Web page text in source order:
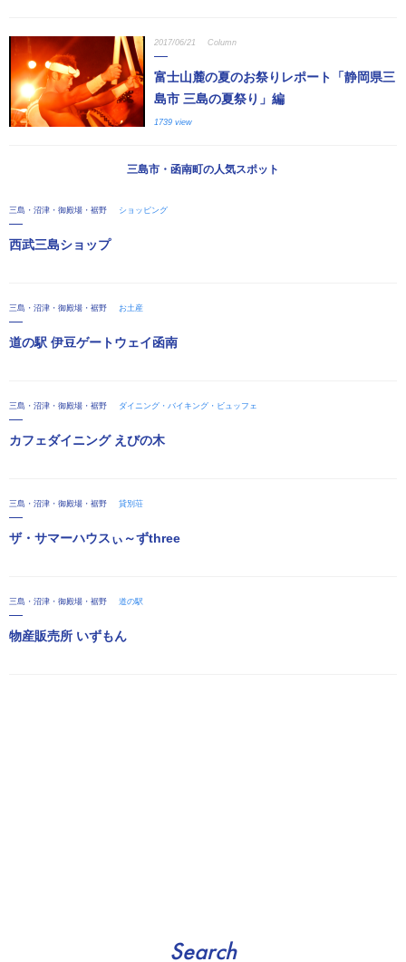
2017/06/21 Column
富士山麓の夏のお祭りレポート「静岡県三
島市 三島の夏祭り」編
1739 view
三島市・函南町の人気スポット
三島・沼津・御殿場・裾野 ショッピング
西武三島ショップ
三島・沼津・御殿場・裾野 お土産
道の駅 伊豆ゲートウェイ函南
三島・沼津・御殿場・裾野 ダイニング・バイキング・ビュッフェ
カフェダイニング えびの木
三島・沼津・御殿場・裾野 貸別荘
ザ・サマーハウスぃ～ずthree
三島・沼津・御殿場・裾野 道の駅
物産販売所 いずもん
Search